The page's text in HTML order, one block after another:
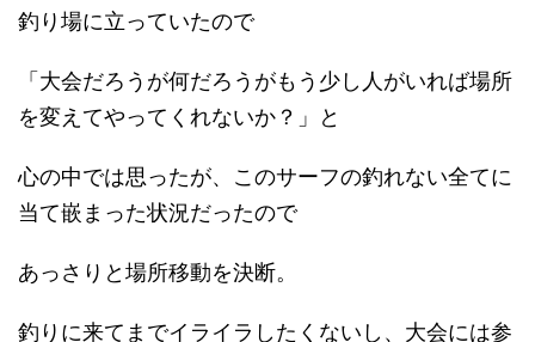
釣り場に立っていたので
「大会だろうが何だろうがもう少し人がいれば場所
を変えてやってくれないか？」と
心の中では思ったが、このサーフの釣れない全てに
当て嵌まった状況だったので
あっさりと場所移動を決断。
釣りに来てまでイライラしたくないし、大会には参